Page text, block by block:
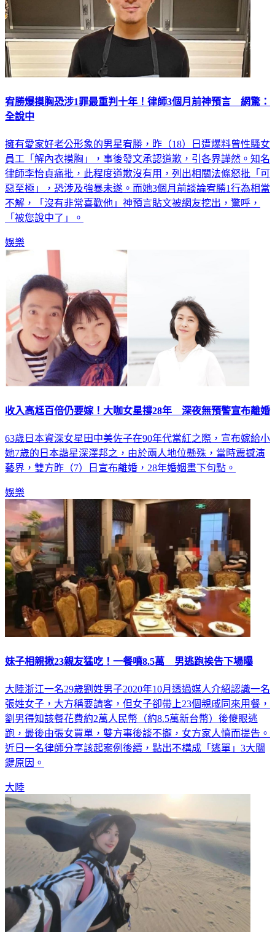
宥勝爆摸胸恐涉1罪最重判十年！律師3個月前神預言 網驚：
全說中
擁有愛家好老公形象的男星宥勝，昨（18）日遭爆料曾性騷女
員工「解內衣摸胸」，事後發文承認道歉，引各界譁然。知名
律師李怡貞痛批，此程度道歉沒有用，列出相關法條怒批「可
惡至極」，恐涉及強暴未遂。而她3個月前談論宥勝1行為相當
不解，「沒有非常喜歡他」神預言貼文被網友挖出，驚呼，
「被您說中了」。
娛樂
收入高尪百倍仍要嫁！大咖女星撐28年 深夜無預警宣布離婚
63歲日本資深女星田中美佐子在90年代當紅之際，宣布嫁給小
她7歲的日本諧星深澤邦之，由於兩人地位懸殊，當時震撼演
藝界，雙方昨（7）日宣布離婚，28年婚姻畫下句點。
娛樂
妹子相親揪23親友猛吃！一餐噴8.5萬 男逃跑挨告下場曝
大陸浙江一名29歲劉姓男子2020年10月透過媒人介紹認識一名
張姓女子，大方稱要請客，但女子卻帶上23個親戚同來用餐，
劉男得知該餐花費約2萬人民幣（約8.5萬新台幣）後傻眼逃
跑，最後由張女買單，雙方事後談不攏，女方家人憤而提告。
近日一名律師分享該起案例後續，點出不構成「逃單」3大關
鍵原因。
大陸